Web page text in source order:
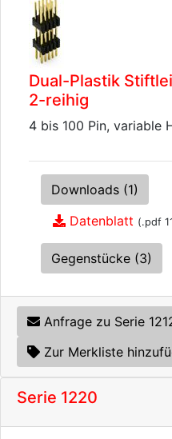
Dual-Plastik
2-reihig
4 bis 100 Pin, variable
Downloads (1)
Datenblatt (.pdf
Gegenstücke (3)
Anfrage zu Serie
Zur Merkliste
Serie 1220